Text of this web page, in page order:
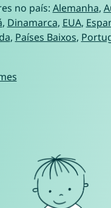
no país: Alemanha,
, Dinamarca, EUA,
, Países Baixos,